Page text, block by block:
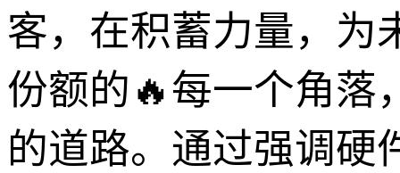
客，在积蓄力量，为
份额的🔥每一个角落
的道路。通过强调硬